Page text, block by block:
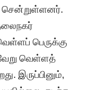
சென்றுள்ளனர்.
பெருக்கு
வெள்ளத்
இருப்பினும்,